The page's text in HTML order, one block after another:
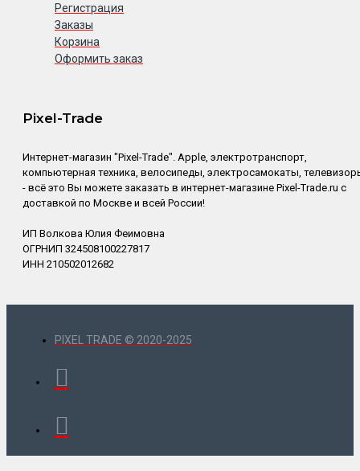
Регистрация
Заказы
Корзина
Оформить заказ
Pixel-Trade
Интернет-магазин "Pixel-Trade". Apple, электротранспорт,
компьютерная техника, велосипеды, электросамокаты,
- всё это Вы можете заказать в интернет-магазине Pixel-Trade.ru с
доставкой по Москве и всей России!
ИП Волкова Юлия Феимовна
ОГРНИП 324508100227817
ИНН 210502012682
PIXEL TRADE © 2020-2025